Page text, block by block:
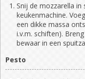
Snij de mozzarella in
keukenmachine.
een dikke massa
i.v.m. schiften).
bewaar in een
Pesto